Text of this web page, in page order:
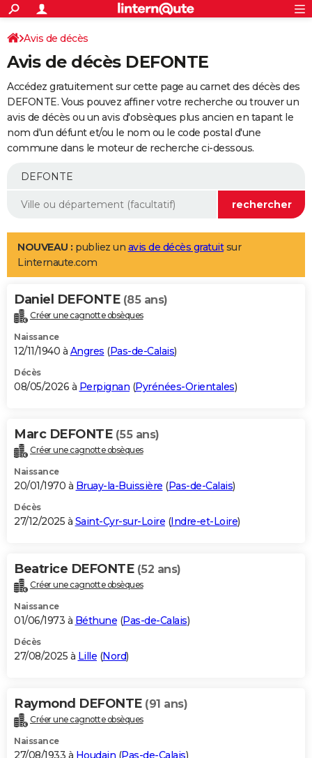
ACTUALITÉS
Politique
Société
Faits Divers
Education
Monde
Villes
+
SPORT
Coupe du monde 2026
Football
Tennis
Cyclisme
Rugby
Forum
Programme TV
TNT
Streaming
Cinéma
Sorties cinéma
Musique
+
FINANCE
Retraite
Epargne
Immobilier
Risques naturels par ville
Banque
Assurance
AUTO
Essais
Réserver un essai
Citadines
Berlines
SUV
Forum auto
+
Mobiles
Meilleur smartphone
Internet
Ordinateurs
Jeux vidéo
Guide high-tech
Aménagement intérieur
LIFESTYLE
Art de vivre
Bien-être
Loisirs
Mode
Modes de vie
Alimentation
Guide de la santé
Maladies
Médicaments
Sommeil
VOYAGE
Destinations
City break
Voyage nature
Voyage de noces
Forum
Climat
+PHOTO
GUIDES D'ACHAT
BONS PLANS
Carte de Noël
Carte Bonne année
Carte Saint-Valentin
Carte Pâques
Carte d'anniversaire
DICTIONNAIRE
Dictionnaire
Biographies
Citations
Expressions
Proverbes
PROGRAMME TV
S'inscrire
Se connecter
Lycées
Collèges
Primaires
Universités
Entreprises
Service militaire
Avis de recherche
AVIS DE DÉCÈS
Bricolage
Lifestyle
Culture
Sport
Auto
Television
Voyage
Cinema
Avis de décès
Avis de décès DEFONTE
Accédez gratuitement sur cette page au carnet des décès des
DEFONTE. Vous pouvez affiner votre recherche ou trouver un
avis de décès ou un avis d'obsèques plus ancien en tapant le
nom d'un défunt et/ou le nom ou le code postal d'une
commune dans le moteur de recherche ci-dessous.
NOUVEAU : publiez un avis de décès gratuitsur
Linternaute.com
Daniel DEFONTE (85 ans)
Créer une cagnotte obsèques
Naissance
12/11/1940 à Angres (Pas-de-Calais)
Décès
08/05/2026 à Perpignan (Pyrénées-Orientales)
Marc DEFONTE (55 ans)
Créer une cagnotte obsèques
Naissance
20/01/1970 à Bruay-la-Buissière (Pas-de-Calais)
Décès
27/12/2025 à Saint-Cyr-sur-Loire (Indre-et-Loire)
Beatrice DEFONTE (52 ans)
Créer une cagnotte obsèques
Naissance
01/06/1973 à Béthune (Pas-de-Calais)
Décès
27/08/2025 à Lille (Nord)
Raymond DEFONTE (91 ans)
Créer une cagnotte obsèques
Naissance
27/08/1933 à Houdain (Pas-de-Calais)